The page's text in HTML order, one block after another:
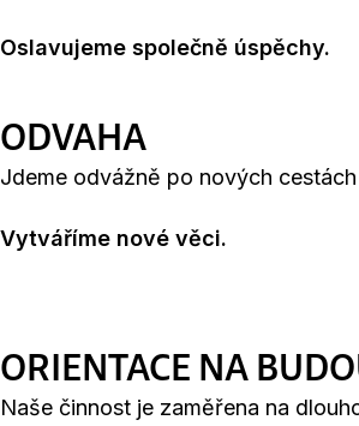
Oslavujeme společně úspěchy.
ODVAHA
Jdeme odvážně po nových
Vytváříme nové věci.
ORIENTACE NA
Naše činnost je zaměřena na